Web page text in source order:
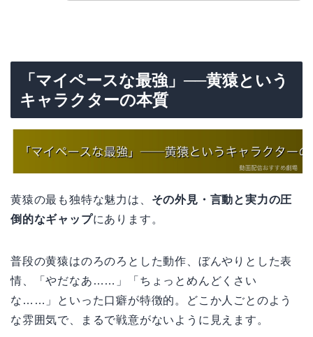
「マイペースな最強」──黄猿という
キャラクターの本質
黄猿の最も独特な魅力は、 その外見・言動と実力の圧
倒的なギャップにあります。
普段の黄猿はのろのろとした動作、ぼんやりとした表
情、「やだなあ……」「ちょっとめんどくさい
な……」といった口癖が特徴的。どこか人ごとのよう
な雰囲気で、まるで戦意がないように見えます。